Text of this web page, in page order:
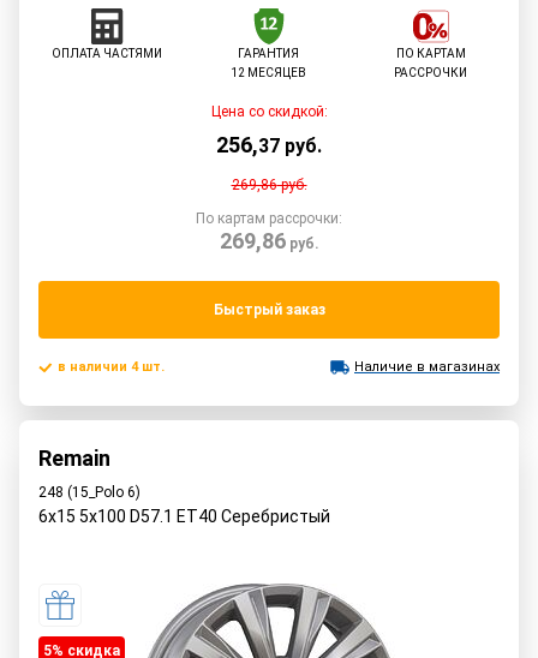
ОПЛАТА ЧАСТЯМИ
ГАРАНТИЯ
12 МЕСЯЦЕВ
ПО КАРТАМ
РАССРОЧКИ
Цена со скидкой:
256,37 руб.
269,86руб.
По картам рассрочки:
269,86руб.
Быстрый заказ
в наличии 4 шт. Наличие в магазинах
Remain
248 (15_Polo 6)
6x15 5x100 D57.1 ET40 Серебристый
5% cкидка